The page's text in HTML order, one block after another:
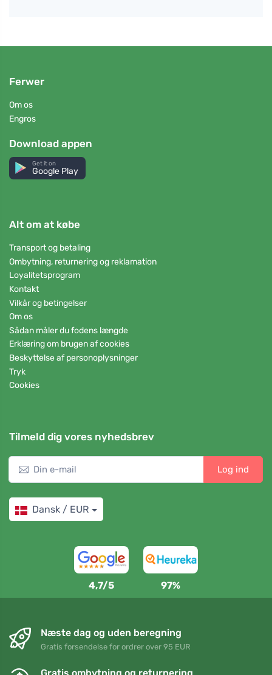
Ferwer
Om os
Engros
Download appen
Get it on
Google Play
Alt om at købe
Transport og betaling
Ombytning, returnering og reklamation
Loyalitetsprogram
Kontakt
Vilkår og betingelser
Om os
Sådan måler du fodens længde
Erklæring om brugen af cookies
Beskyttelse af personoplysninger
Tryk
Cookies
Tilmeld dig vores nyhedsbrev
Log ind
Dansk / EUR
4,7/5 97%
Næste dag og uden beregning
Gratis forsendelse for ordrer over 95 EUR